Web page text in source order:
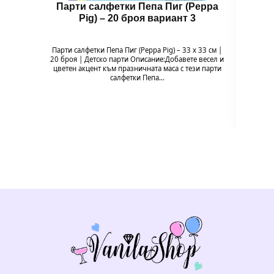
Парти салфетки Пепа Пиг (Peppa
Pig) – 20 броя вариант 3
Парти салфетки Пепа Пиг (Peppa Pig) – 33 x 33 см |
20 броя | Детско парти Описание:Добавете весел и
цветен акцент към празничната маса с тези парти
салфетки Пепа…